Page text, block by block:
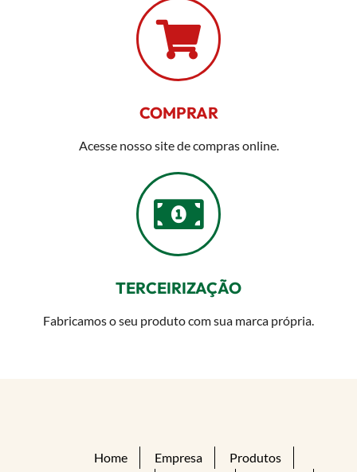
COMPRAR
Acesse nosso site de compras online.
TERCEIRIZAÇÃO
Fabricamos o seu produto com sua marca própria.
Home Empresa
Produtos